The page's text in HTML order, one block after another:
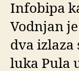
Infobipa
Vodnjan
dva izlaza
luka Pula